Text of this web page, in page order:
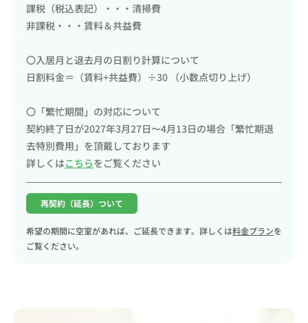
課税（税込表記）・・・清掃費
非課税・・・賃料＆共益費
〇入居月と退去月の日割り計算について
日割料金＝（賃料+共益費）÷30 （小数点切り上げ）
〇「繁忙期間」の対応について
契約終了日が2027年3月27日〜4月13日の場合「繁忙期退
去特別費用」を頂戴しております
詳しくはこちらをご覧ください
再契約（延長）ついて
希望の期間に空室があれば、ご延長できます。詳しくは料金プランを
ご覧ください。